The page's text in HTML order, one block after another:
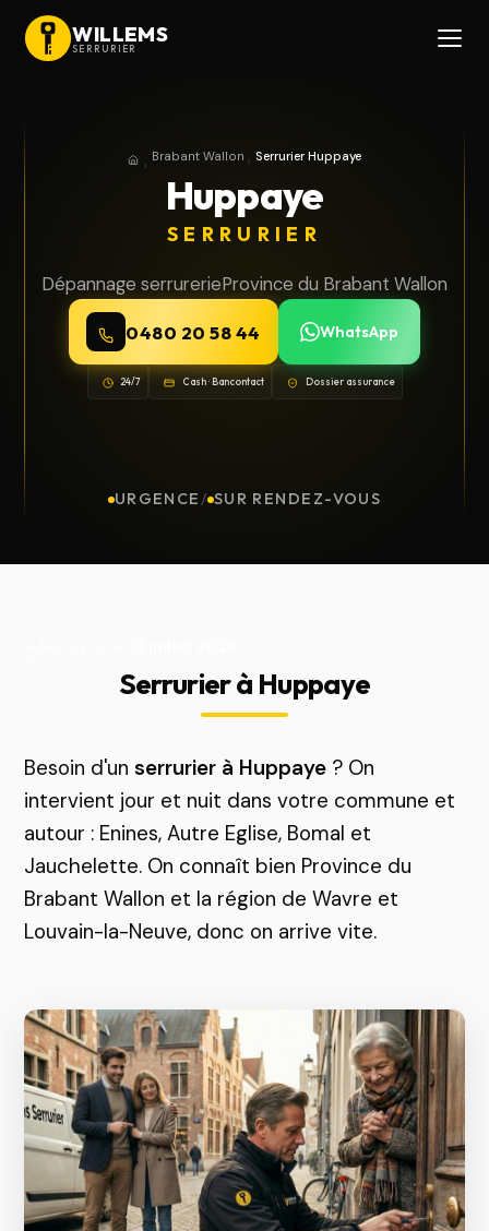
WILLEMS
SERRURIER
AccueilProvince du Brabant Wallon
Brabant Wallon Serrurier Huppaye
Huppaye
SERRURIER
Dépannage serrurerieProvince du Brabant Wallon
0480 20 58 44 WhatsApp
24/7 Cash · Bancontact Dossier assurance
URGENCE / SUR RENDEZ-VOUS
Serrurier à Huppaye
Besoin d'unserrurier à Huppaye ? On
intervient jour et nuit dans votre commune et
autour : Enines, Autre Eglise, Bomal et
Jauchelette. On connaît bien Province du
Brabant Wallon et la région de Wavre et
Louvain-la-Neuve, donc on arrive vite.